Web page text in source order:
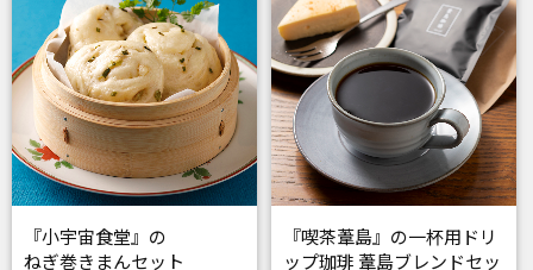
『小宇宙食堂』の
ねぎ巻きまんセット
『喫茶葦島』の一杯用ドリ
ップ珈琲 葦島ブレンドセッ